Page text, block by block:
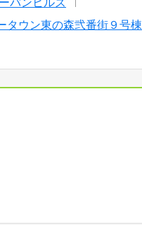
バンヒルズ
タウン東の森弐番街９号棟